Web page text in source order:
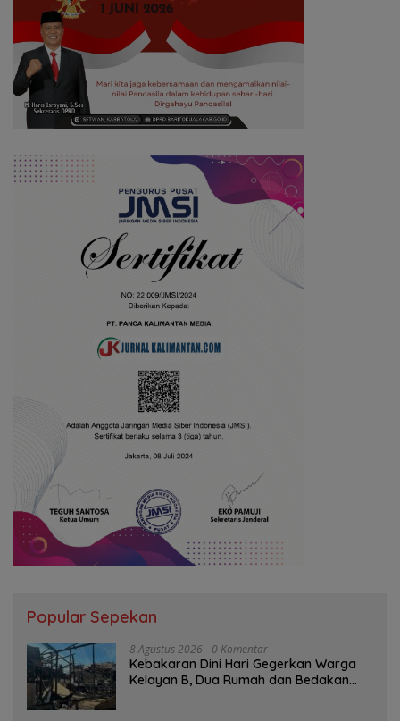
Popular Sepekan
8 Agustus 2026 0 Komentar
Kebakaran Dini Hari Gegerkan Warga
Kelayan B, Dua Rumah dan Bedakan